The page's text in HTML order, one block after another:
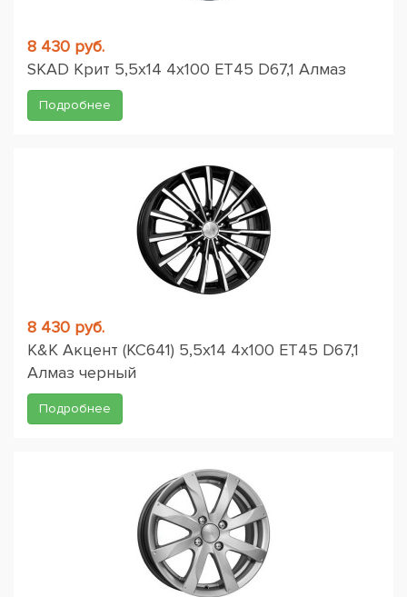
8 430 руб.
SKAD Крит 5,5x14 4x100 ET45 D67,1 Алмаз
Подробнее
8 430 руб.
K&K Акцент (КС641) 5,5x14 4x100 ET45 D67,1
Алмаз черный
Подробнее